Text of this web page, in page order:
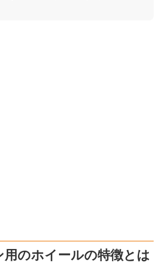
のホイールの特徴とは